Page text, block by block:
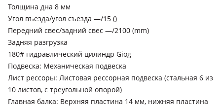
Толщина дна 8 мм
Угол въезда/угол съезда —/15 ()
Передний свес/задний свес —/2100 (mm)
Задняя разгрузка
180# гидравлический цилиндр Giog
Подвеска: Механическая подвеска
Лист рессоры: Листовая рессорная подвеска (стальная 6 из
10 листов, с треугольной опорой)
Главная балка: Верхняя пластина 14 мм, нижняя пластина